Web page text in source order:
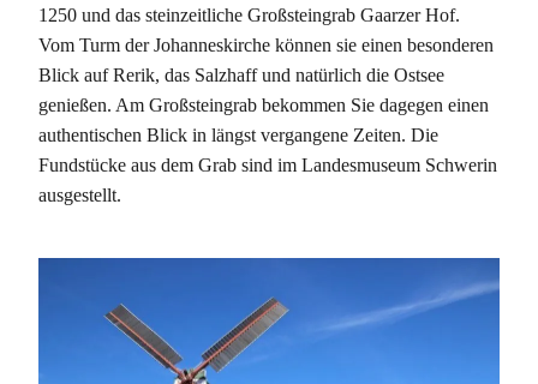
1250 und das steinzeitliche Großsteingrab Gaarzer Hof.
Vom Turm der Johanneskirche können sie einen besonderen
Blick auf Rerik, das Salzhaff und natürlich die Ostsee
genießen. Am Großsteingrab bekommen Sie dagegen einen
authentischen Blick in längst vergangene Zeiten. Die
Fundstücke aus dem Grab sind im Landesmuseum Schwerin
ausgestellt.